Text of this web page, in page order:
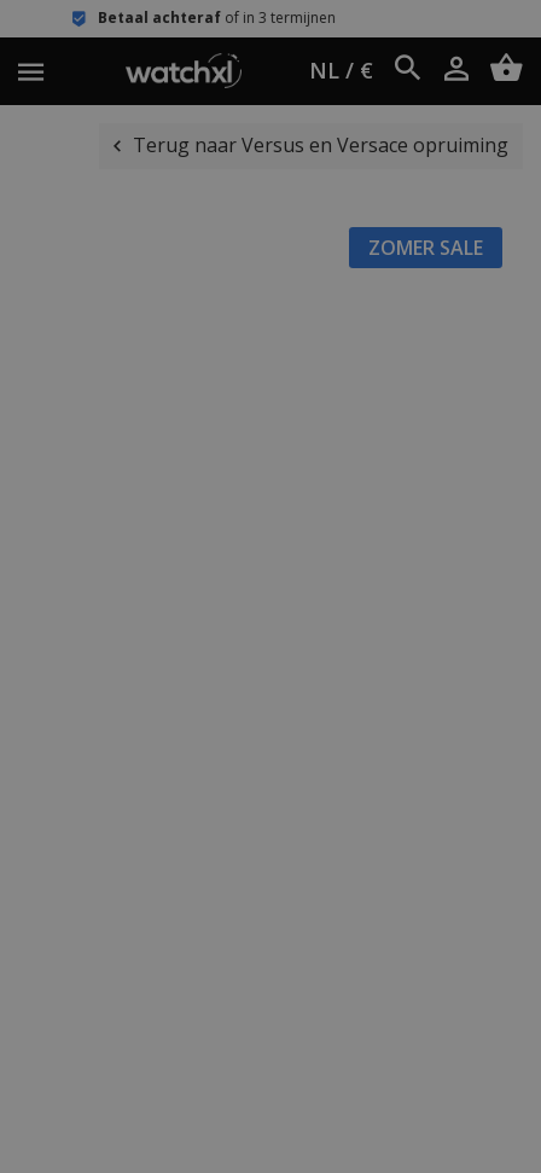
achteraf of in 3 termijnen
NL / €
Terug naar Versus en Versace opruiming
ZOMER SALE